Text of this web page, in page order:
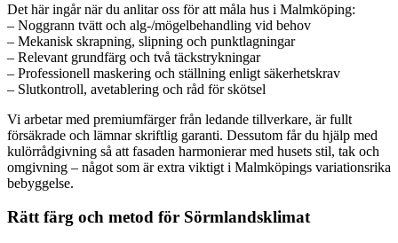
Det här ingår när du anlitar oss för att måla hus i Malmköping:
– Noggrann tvätt och alg-/mögelbehandling vid behov
– Mekanisk skrapning, slipning och punktlagningar
– Relevant grundfärg och två täckstrykningar
– Professionell maskering och ställning enligt säkerhetskrav
– Slutkontroll, avetablering och råd för skötsel
Vi arbetar med premiumfärger från ledande tillverkare, är fullt
försäkrade och lämnar skriftlig garanti. Dessutom får du hjälp med
kulörrådgivning så att fasaden harmonierar med husets stil, tak och
omgivning – något som är extra viktigt i Malmköpings variationsrika
bebyggelse.
Rätt färg och metod för Sörmlandsklimat